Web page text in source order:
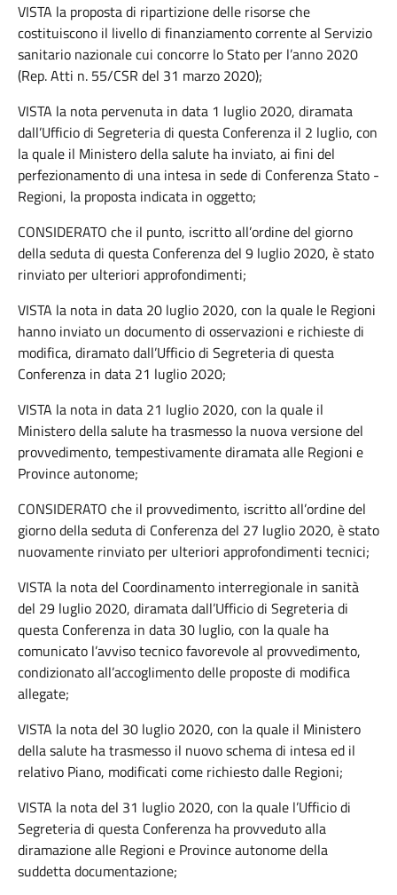
VISTA la proposta di ripartizione delle risorse che
costituiscono il livello di finanziamento corrente al Servizio
sanitario nazionale cui concorre lo Stato per l’anno 2020
(Rep. Atti n. 55/CSR del 31 marzo 2020);
VISTA la nota pervenuta in data 1 luglio 2020, diramata
dall’Ufficio di Segreteria di questa Conferenza il 2 luglio, con
la quale il Ministero della salute ha inviato, ai fini del
perfezionamento di una intesa in sede di Conferenza Stato -
Regioni, la proposta indicata in oggetto;
CONSIDERATO che il punto, iscritto all’ordine del giorno
della seduta di questa Conferenza del 9 luglio 2020, è stato
rinviato per ulteriori approfondimenti;
VISTA la nota in data 20 luglio 2020, con la quale le Regioni
hanno inviato un documento di osservazioni e richieste di
modifica, diramato dall’Ufficio di Segreteria di questa
Conferenza in data 21 luglio 2020;
VISTA la nota in data 21 luglio 2020, con la quale il
Ministero della salute ha trasmesso la nuova versione del
provvedimento, tempestivamente diramata alle Regioni e
Province autonome;
CONSIDERATO che il provvedimento, iscritto all’ordine del
giorno della seduta di Conferenza del 27 luglio 2020, è stato
nuovamente rinviato per ulteriori approfondimenti tecnici;
VISTA la nota del Coordinamento interregionale in sanità
del 29 luglio 2020, diramata dall’Ufficio di Segreteria di
questa Conferenza in data 30 luglio, con la quale ha
comunicato l’avviso tecnico favorevole al provvedimento,
condizionato all’accoglimento delle proposte di modifica
allegate;
VISTA la nota del 30 luglio 2020, con la quale il Ministero
della salute ha trasmesso il nuovo schema di intesa ed il
relativo Piano, modificati come richiesto dalle Regioni;
VISTA la nota del 31 luglio 2020, con la quale l’Ufficio di
Segreteria di questa Conferenza ha provveduto alla
diramazione alle Regioni e Province autonome della
suddetta documentazione;